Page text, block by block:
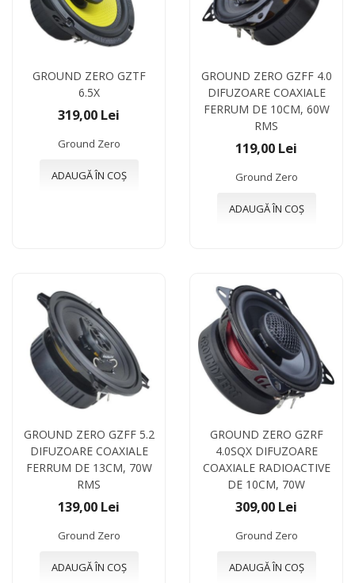
GROUND ZERO GZTF
6.5X
319,00 Lei
Ground Zero
ADAUGĂ ÎN COȘ
GROUND ZERO GZFF 4.0
DIFUZOARE COAXIALE
FERRUM DE 10CM, 60W
RMS
119,00 Lei
Ground Zero
ADAUGĂ ÎN COȘ
GROUND ZERO GZFF 5.2
DIFUZOARE COAXIALE
FERRUM DE 13CM, 70W
RMS
139,00 Lei
Ground Zero
ADAUGĂ ÎN COȘ
GROUND ZERO GZRF
4.0SQX DIFUZOARE
COAXIALE RADIOACTIVE
DE 10CM, 70W
309,00 Lei
Ground Zero
ADAUGĂ ÎN COȘ